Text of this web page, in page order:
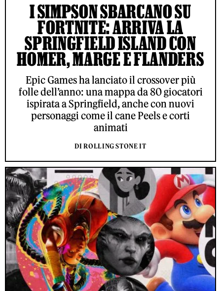
I SIMPSON SBARCANO SU
FORTNITE: ARRIVA LA
SPRINGFIELD ISLAND CON
HOMER, MARGE E FLANDERS
Epic Games ha lanciato il crossover più
folle dell’anno: una mappa da 80 giocatori
ispirata a Springfield, anche con nuovi
personaggi come il cane Peels e corti
animati
DI ROLLING STONE IT